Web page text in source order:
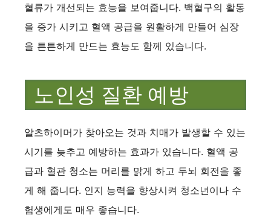
혈류가 개선되는 효능을 보여줍니다. 백혈구의 활동
을 증가 시키고 혈액 공급을 원활하게 만들어 심장
을 튼튼하게 만드는 효능도 함께 있습니다.
노인성 질환 예방
알츠하이머가 찾아오는 것과 치매가 발생할 수 있는
시기를 늦추고 예방하는 효과가 있습니다. 혈액 공
급과 혈관 청소는 머리를 맑게 하고 두뇌 회전을 좋
게 해 줍니다. 인지 능력을 향상시켜 청소년이나 수
험생에게도 매우 좋습니다.